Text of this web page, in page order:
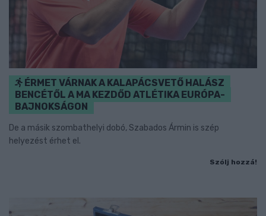
ÉRMET VÁRNAK A KALAPÁCSVETŐ HALÁSZ
BENCÉTŐL A MA KEZDŐD ATLÉTIKA EURÓPA-
BAJNOKSÁGON
De a másik szombathelyi dobó, Szabados Ármin is szép
helyezést érhet el.
Szólj hozzá!